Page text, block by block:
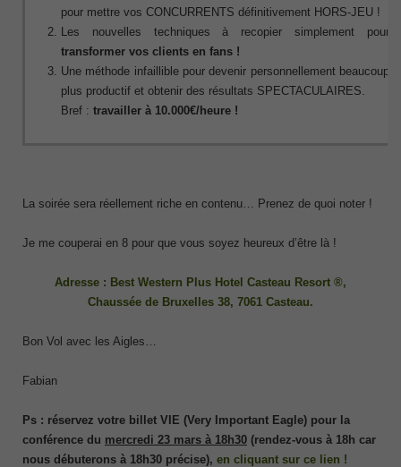
pour mettre vos CONCURRENTS définitivement HORS-JEU !
Les nouvelles techniques à recopier simplement pour
transformer vos clients en fans !
Une méthode infaillible pour devenir personnellement beaucoup
plus productif et obtenir des résultats SPECTACULAIRES.
Bref : travailler à 10.000€/heure !
La soirée sera réellement riche en contenu… Prenez de quoi noter !
Je me couperai en 8 pour que vous soyez heureux d’être là !
Adresse : Best Western Plus Hotel Casteau Resort ®,
Chaussée de Bruxelles 38, 7061 Casteau.
Bon Vol avec les Aigles…
Fabian
Ps : réservez votre billet VIE (Very Important Eagle) pour la
conférence du mercredi 23 mars à 18h30 (rendez-vous à 18h car
nous débuterons à 18h30 précise), en cliquant sur ce lien !